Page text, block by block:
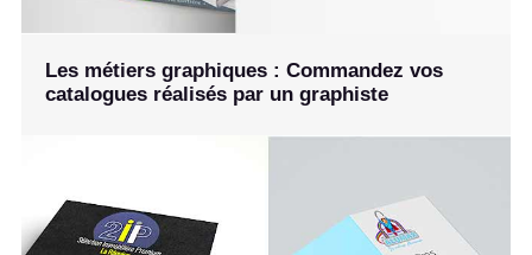
Les métiers graphiques : Commandez vos
catalogues réalisés par un graphiste